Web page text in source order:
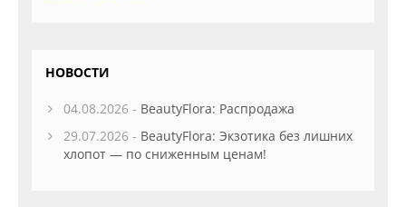
НОВОСТИ
04.08.2026 - BeautyFlora: Распродажа
29.07.2026 - BeautyFlora: Экзотика без лишних
хлопот — по сниженным ценам!